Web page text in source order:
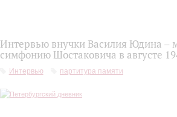
Интервью внучки Василия Юдина –
симфонию Шостаковича в августе
Интервью партитура памяти